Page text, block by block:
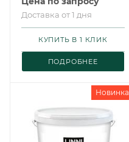
Master Weiss K20 Winter
/ ЛИННИМАКС
Минералпутц Мастер
Вайс Винтер
Доставка от 1 дня
ПОДРОБНЕЕ
КУПИТЬ В 1 КЛИК
Новинка